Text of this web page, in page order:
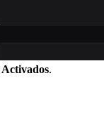
Activados.